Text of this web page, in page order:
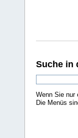
Suche in
Wenn Sie nur
Die Menüs